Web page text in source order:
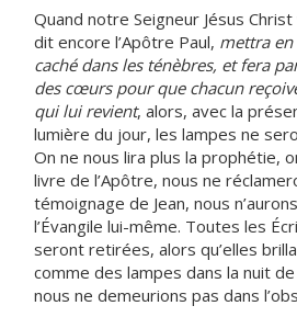
Quand notre Seigneur Jésus
dit encore l’Apôtre Paul, mettra
caché dans les ténèbres, et fera
des cœurs pour que chacun
qui lui revient, alors, avec la
lumière du jour, les lampes ne
On ne nous lira plus la prophétie,
livre de l’Apôtre, nous ne
témoignage de Jean, nous
l’Évangile lui-même. Toutes les
seront retirées, alors qu’elles
comme des lampes dans la nuit
nous ne demeurions pas dans